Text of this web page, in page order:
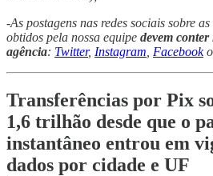
-As postagens nas redes sociais sobre
obtidos pela nossa equipe devem
agência: Twitter, Instagram Facebook
Transferências por Pix
1,6 trilhão desde que o
instantâneo entrou em
dados por cidade e UF